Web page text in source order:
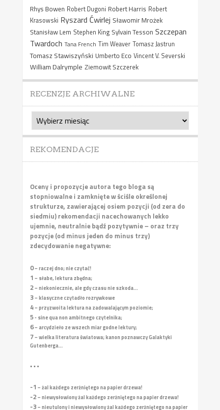
Rhys Bowen Robert Dugoni Robert Harris Robert
Krasowski Ryszard Ćwirlej Sławomir Mrożek
Stanisław Lem Stephen King Sylvain Tesson Szczepan
Twardoch Tana French Tim Weaver Tomasz Jastrun
Tomasz Stawiszyński Umberto Eco Vincent V. Severski
William Dalrymple Ziemowit Szczerek
RECENZJE ARCHIWALNE
Recenzje
archiwalne
REKOMENDACJE
Oceny i propozycje autora tego bloga są
stopniowalne i zamknięte w ściśle określonej
strukturze, zawierającej osiem pozycji (od zera do
siedmiu) rekomendacji nacechowanych lekko
ujemnie, neutralnie bądź pozytywnie – oraz trzy
pozycje (od minus jeden do minus trzy)
zdecydowanie negatywne:
0– raczej dno; nie czytać!
1 – słabe, lektura zbędna;
2– niekoniecznie, ale gdy czasu nie szkoda...
3– klasyczne czytadło rozrywkowe
4– przyzwoita lektura na zadowalającym poziomie;
5- sine qua non ambitnego czytelnika;
6– arcydzieło ze wszech miar godne lektury;
7– wielka literatura światowa; kanon poznawczy Galaktyki
Gutenberga...
• • •
-1 – żal każdego zerżniętego na papier drzewa!
-2– niewysłowiony żal każdego zerżniętego na papier drzewa!
-3– nieutulony i niewysłowiony żal każdego zerżniętego na papier